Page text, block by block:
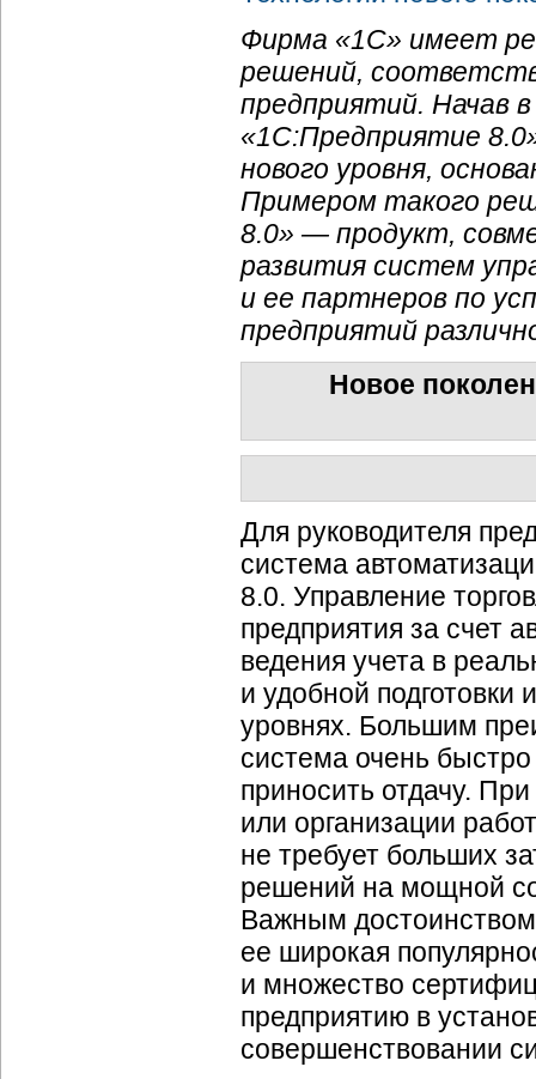
Фирма «1С» имеет
решений,
предприятий. Начав
«1С:Предприятие
нового уровня,
Примером такого
8.0» — продукт,
развития систем
и ее партнеров по
предприятий
Новое
Для руководителя
система
8.0. Управление
предприятия за счет
ведения учета в
и удобной
уровнях. Большим
система очень
приносить отдачу.
или организации
не требует больших
решений на мощной
Важным
ее широкая
и множество
предприятию в
совершенствовании